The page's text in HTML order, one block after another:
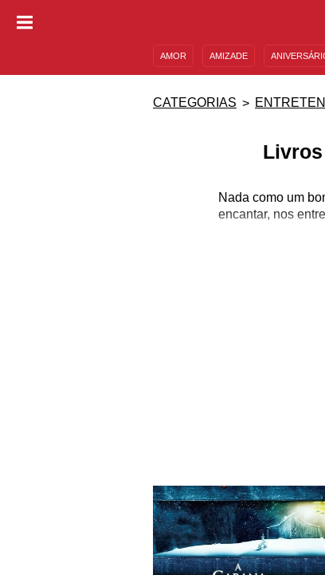
AMOR AMIZADE
CATEGORIAS
Nada como um
encantar, nos
sagas a
É de ação,
deixamos